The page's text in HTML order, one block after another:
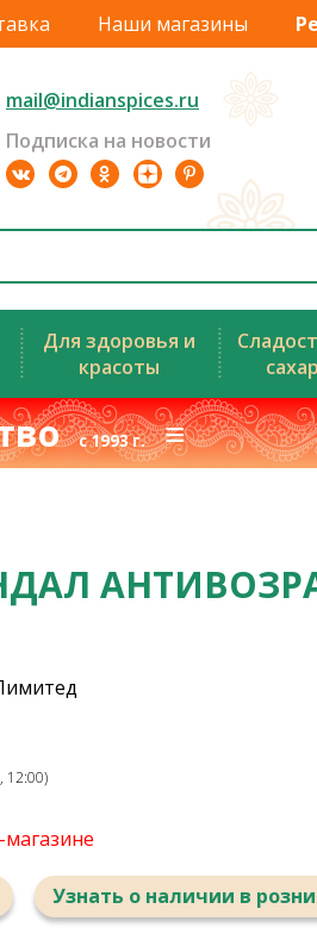
Наши магазины
mail@indianspices.ru
Подписка на новости
Для здоровья и
красоты
сахар
с 1993 г.≡
12:00)
Узнать о наличии в